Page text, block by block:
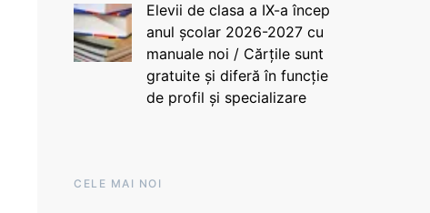
Elevii de clasa a IX-a încep
anul școlar 2026-2027 cu
manuale noi / Cărțile sunt
gratuite și diferă în funcție
de profil și specializare
CELE MAI NOI